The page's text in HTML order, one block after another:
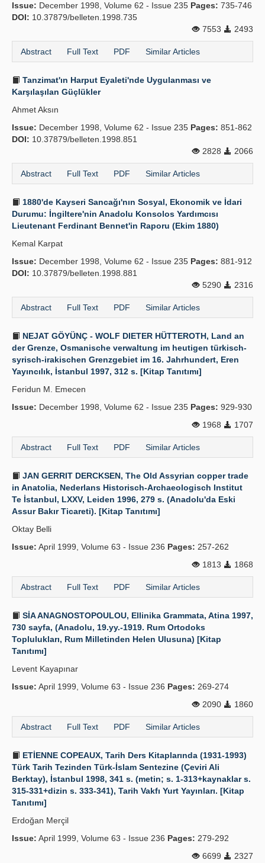
Issue: December 1998, Volume 62 - Issue 235 Pages: 735-746
DOI: 10.37879/belleten.1998.735
7553
2493
Abstract Full Text PDF Similar Articles
Tanzimat'ın Harput Eyaleti'nde Uygulanması ve
Karşılaşılan Güçlükler
Ahmet Aksın
Issue: December 1998, Volume 62 - Issue 235 Pages: 851-862
DOI: 10.37879/belleten.1998.851
2828
2066
Abstract Full Text PDF Similar Articles
1880'de Kayseri Sancağı'nın Sosyal, Ekonomik ve İdari
Durumu: İngiltere'nin Anadolu Konsolos Yardımcısı
Lieutenant Ferdinant Bennet'in Raporu (Ekim 1880)
Kemal Karpat
Issue: December 1998, Volume 62 - Issue 235 Pages: 881-912
DOI: 10.37879/belleten.1998.881
5290
2316
Abstract Full Text PDF Similar Articles
NEJAT GÖYÜNÇ - WOLF DIETER HÜTTEROTH, Land an
der Grenze, Osmanische verwaltung im heutigen türkisch-
syrisch-irakischen Grenzgebiet im 16. Jahrhundert, Eren
Yayıncılık, İstanbul 1997, 312 s. [Kitap Tanıtımı]
Feridun M. Emecen
Issue: December 1998, Volume 62 - Issue 235 Pages: 929-930
1968
1707
Abstract Full Text PDF Similar Articles
JAN GERRIT DERCKSEN, The Old Assyrian copper trade
in Anatolia, Nederlans Historisch-Archaeologisch Institut
Te İstanbul, LXXV, Leiden 1996, 279 s. (Anadolu'da Eski
Assur Bakır Ticareti). [Kitap Tanıtımı]
Oktay Belli
Issue: April 1999, Volume 63 - Issue 236 Pages: 257-262
1813
1868
Abstract Full Text PDF Similar Articles
SİA ANAGNOSTOPOULOU, Ellinika Grammata, Atina 1997,
730 sayfa, (Anadolu, 19.yy.-1919. Rum Ortodoks
Toplulukları, Rum Milletinden Helen Ulusuna) [Kitap
Tanıtımı]
Levent Kayapınar
Issue: April 1999, Volume 63 - Issue 236 Pages: 269-274
2090
1860
Abstract Full Text PDF Similar Articles
ETİENNE COPEAUX, Tarih Ders Kitaplarında (1931-1993)
Türk Tarih Tezinden Türk-İslam Sentezine (Çeviri Ali
Berktay), İstanbul 1998, 341 s. (metin; s. 1-313+kaynaklar s.
315-331+dizin s. 333-341), Tarih Vakfı Yurt Yayınları. [Kitap
Tanıtımı]
Erdoğan Merçil
Issue: April 1999, Volume 63 - Issue 236 Pages: 279-292
6699
2327